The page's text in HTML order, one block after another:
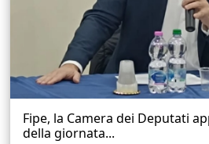
Fipe, la Camera dei Deputati
della giornata...